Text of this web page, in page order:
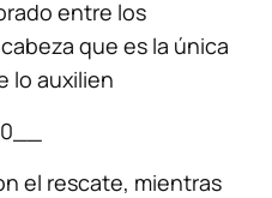
entre los
que es la única
lo auxilien
el rescate, mientras